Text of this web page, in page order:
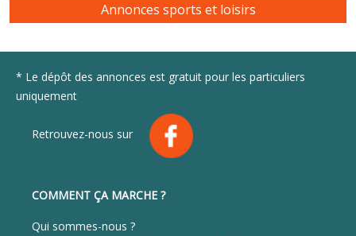
Annonces sports et loisirs
* Le dépôt des annonces est gratuit pour les particuliers
uniquement
Retrouvez-nous sur
COMMENT ÇA MARCHE ?
Qui sommes-nous ?